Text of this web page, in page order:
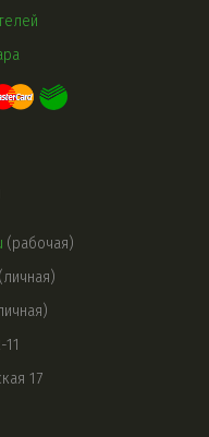
(рабочая)
(личная)
17